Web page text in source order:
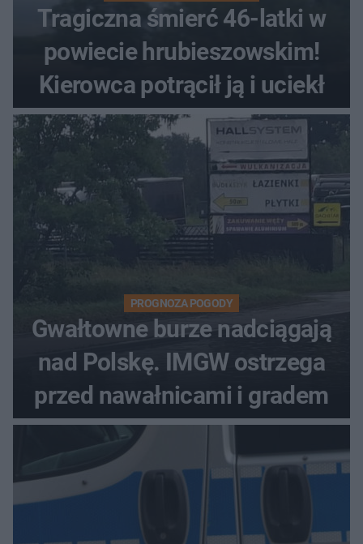
Tragiczna śmierć 46-latki w
powiecie hrubieszowskim!
Kierowca potrącił ją i uciekł
PROGNOZA POGODY
Gwałtowne burze nadciągają
nad Polskę. IMGW ostrzega
przed nawałnicami i gradem